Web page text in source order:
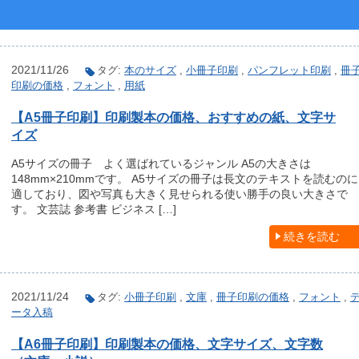
2021/11/26 タグ: 本のサイズ , 小冊子印刷 , パンフレット印刷 , 冊
印刷の価格 , フォント , 用紙
【A5冊子印刷】印刷製本の価格、おすすめの紙、文字サ
イズ
A5サイズの冊子 よく選ばれているジャンル A5の大きさは
148mm×210mmです。 A5サイズの冊子は長文のテキストを読むのに
適しており、図や写真も大きく見せられる使い勝手の良い大きさで
す。 文芸誌 参考書 ビジネス […]
続きを読む
2021/11/24 タグ: 小冊子印刷 , 文庫 , 冊子印刷の価格 , フォント ,
ータ入稿
【A6冊子印刷】印刷製本の価格、文字サイズ、文字数